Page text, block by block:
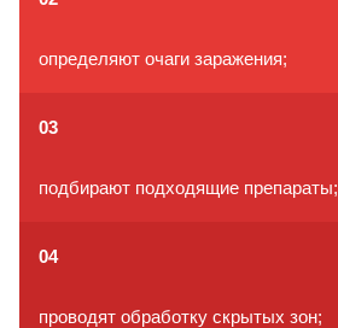
определяют очаги заражения;
03
подбирают подходящие препараты;
04
проводят обработку скрытых зон;